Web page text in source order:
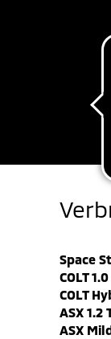
Space
COLT
COLT
ASX 1.2
ASX